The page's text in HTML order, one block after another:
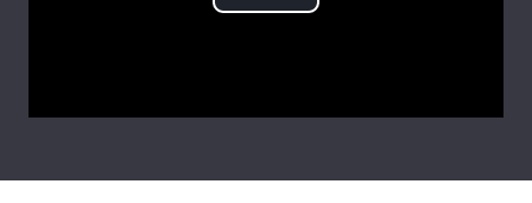
Play